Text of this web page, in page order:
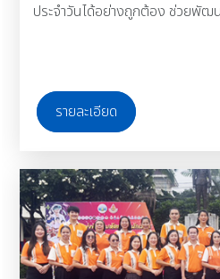
ประจำวันได้อย่างถูกต้อง ช่วยพั
รายละเอียด